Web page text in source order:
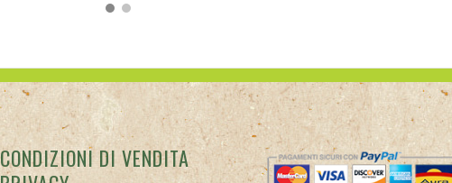
CONDIZIONI DI VENDITA